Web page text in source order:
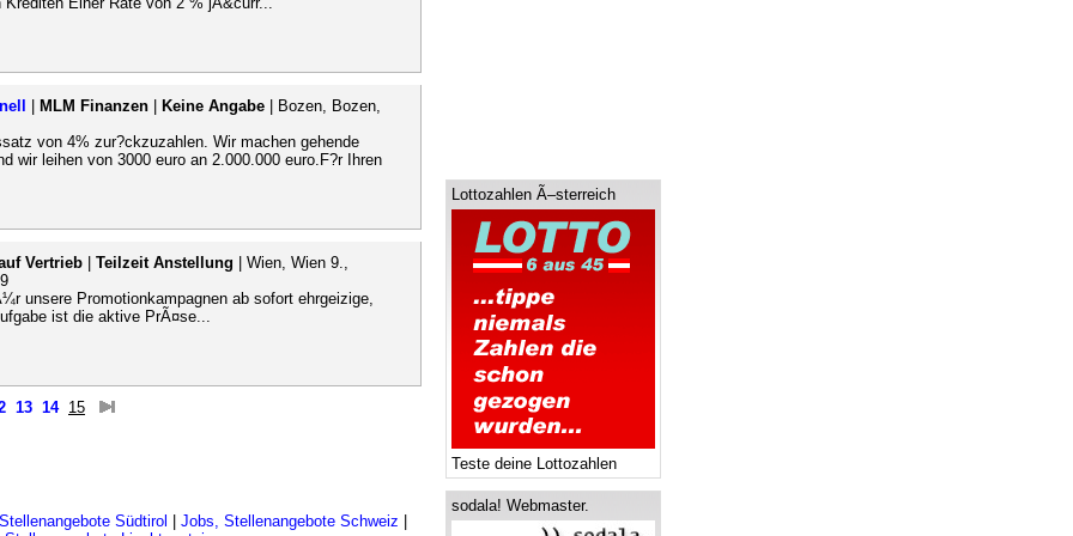
MLM Finanzen Keine Angabe | Bozen, Bozen,
von 4% zur?ckzuzahlen. Wir machen gehende
wir leihen von 3000 euro an 2.000.000 euro.F?r Ihren
Vertrieb Teilzeit Anstellung | Wien, Wien 9.,
unsere Promotionkampagnen ab sofort ehrgeizige,
ist die aktive PrÃ¤se...
13 14 15
Südtirol Jobs, Stellenangebote Schweiz
Lottozahlen Ã–sterreich
Teste deine Lottozahlen
sodala! Webmaster.